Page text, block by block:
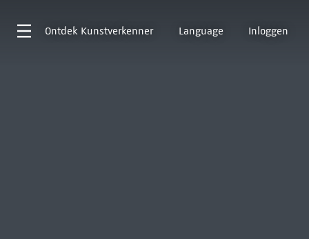
Ontdek Kunstverkenner Language Inloggen